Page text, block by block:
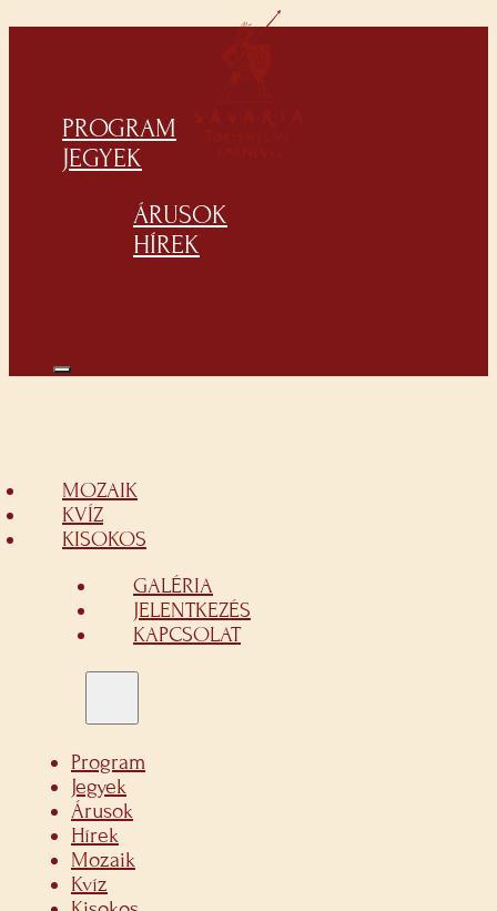
PROGRAM
JEGYEK
ÁRUSOK
HÍREK
MOZAIK
KVÍZ
KISOKOS
GALÉRIA
JELENTKEZÉS
KAPCSOLAT
Program
Jegyek
Árusok
Hírek
Mozaik
Kvíz